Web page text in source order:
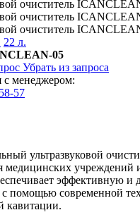
22 л.
05
Убрать из запроса
с менеджером:
57
ультразвуковой
медицинских учреждений
эффективную и
с помощью современной
кавитации.